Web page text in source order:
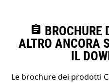
assignment BROCHURE
ALTRO ANCORA
IL
Le brochure dei prodotti